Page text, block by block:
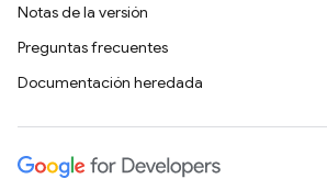
Notas de la versión
Preguntas frecuentes
Documentación heredada